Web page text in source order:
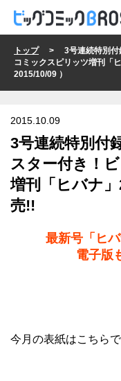
トップ> 3号連続特別付録
コミックスピリッツ増刊「
2015/10/09 ）
2015.10.09
3号連続特別付
スター付き！
増刊「ヒバナ
売!!
最新号「ヒ
電子版
今月の表紙はこちら